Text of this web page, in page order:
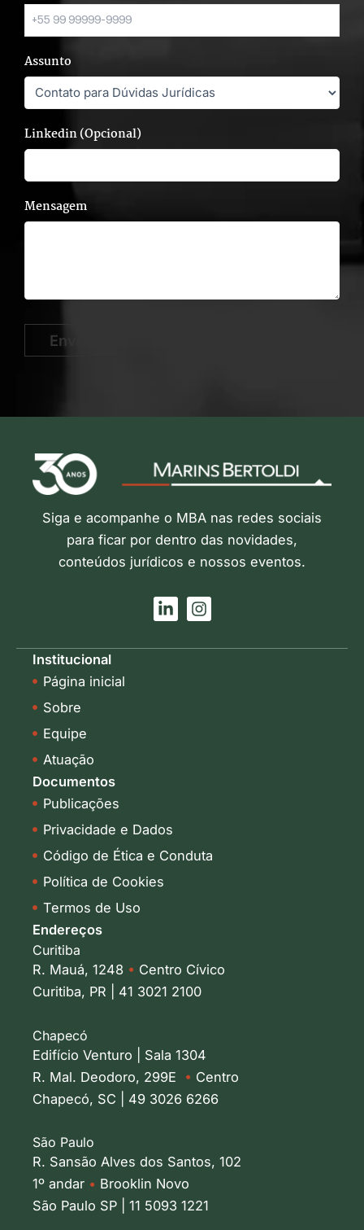
Assunto
Linkedin (Opcional)
Mensagem
Enviar
Siga e acompanhe o MBA nas redes sociais
para ficar por dentro das novidades,
conteúdos jurídicos e nossos eventos.
L
i
k
I
n
t
Institucional
Página inicial
Sobre
Equipe
Atuação
Documentos
Publicações
Privacidade e Dados
Código de Ética e Conduta
Política de Cookies
Termos de Uso
Endereços
Curitiba
R. Mauá, 1248 • Centro Cívico
Curitiba, PR | 41 3021 2100
Chapecó
Edifício Venturo | Sala 1304
R. Mal. Deodoro, 299E • Centro
Chapecó, SC | 49 3026 6266
São Paulo
R. Sansão Alves dos Santos, 102
1º andar • Brooklin Novo
São Paulo SP | 11 5093 1221